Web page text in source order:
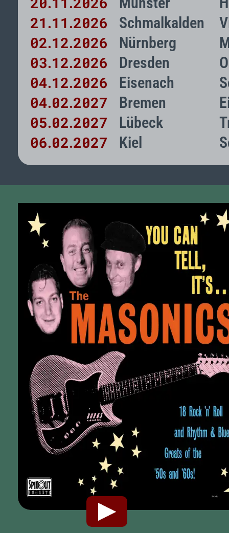
21.11.2026 Schmalkalden
02.12.2026 Nürnberg
03.12.2026 Dresden
04.12.2026 Eisenach
04.02.2027 Bremen
05.02.2027 Lübeck
06.02.2027 Kiel